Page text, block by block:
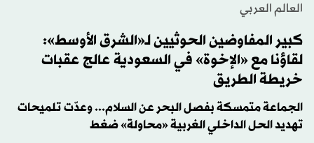
العالم العربي
كبير المفاوضين الحوثيين لـ«الشرق الأوسط»:
لقاؤنا مع «الإخوة» في السعودية عالج عقبات
خريطة الطريق
الجماعة متمسكة بفصل البحر عن السلام... وعدّت تلميحات
تهديد الحل الداخلي الغربية «محاولة» ضغط